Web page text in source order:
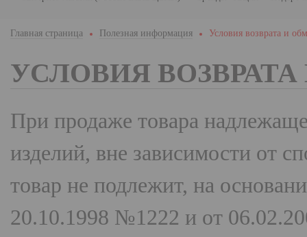
Главная страница Полезная информация Условия возврата и
УСЛОВИЯ
При продаже товара
изделий, вне зависимости от
товар не подлежит, на
20.10.1998 №1222 и от